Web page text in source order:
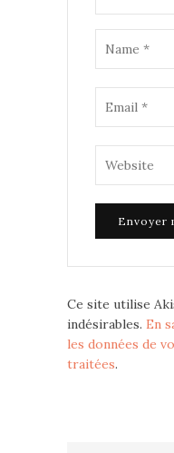
Ce site utilise
indésirables. En
les données de
traitées.